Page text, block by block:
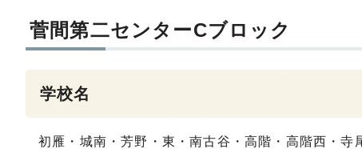
菅間第二センターCブロック
学校名
初雁・城南・芳野・東・南古谷・高階・高階西・寺